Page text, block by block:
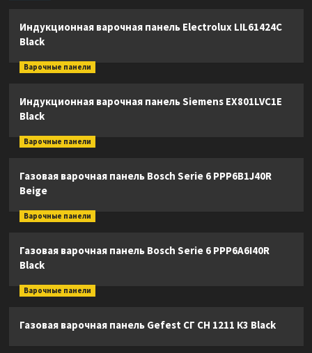
Индукционная варочная панель Electrolux LIL61424C
Black
Варочные панели
Индукционная варочная панель Siemens EX801LVC1E
Black
Варочные панели
Газовая варочная панель Bosch Serie 6 PPP6B1J40R
Beige
Варочные панели
Газовая варочная панель Bosch Serie 6 PPP6A6I40R
Black
Варочные панели
Газовая варочная панель Gefest СГ СН 1211 К3 Black